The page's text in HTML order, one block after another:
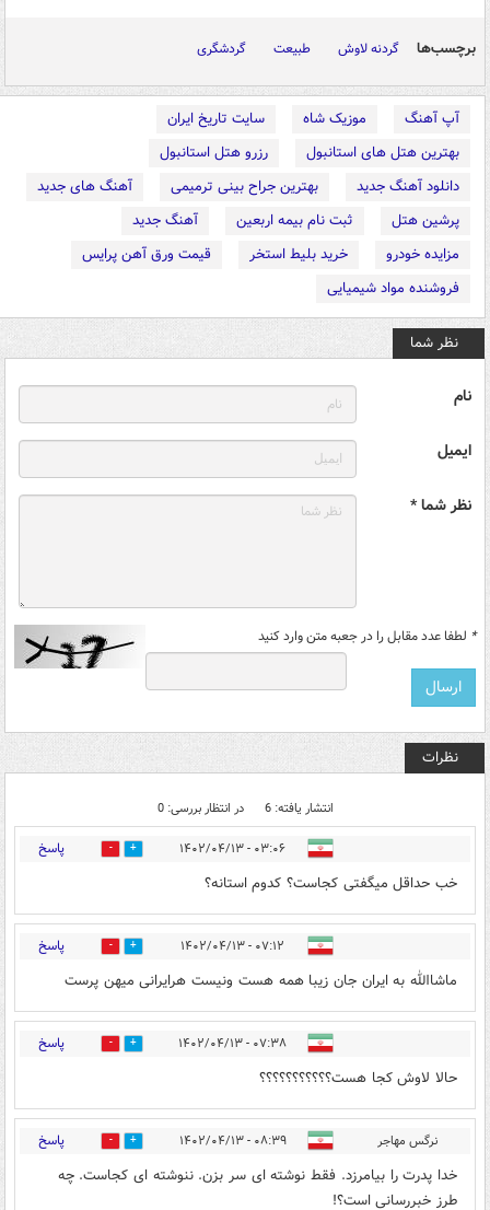
برچسب‌ها گردنه لاوش طبیعت گردشگری
آپ آهنگ موزیک شاه
سایت تاریخ ایران
بهترین هتل های استانبول
رزرو هتل استانبول
دانلود آهنگ جدید
بهترین جراح بینی ترمیمی
آهنگ های جدید
پرشین هتل
ثبت نام بیمه اربعین
آهنگ جدید
مزایده خودرو
خرید بلیط استخر
قیمت ورق آهن پرایس
فروشنده مواد شیمیایی
نظر شما
نام
ایمیل
نظر شما *
* لطفا عدد مقابل را در جعبه متن وارد کنید
نظرات
انتشار یافته: 6 در انتظار بررسی: 0
۰۳:۰۶ - ۱۴۰۲/۰۴/۱۳ 1 پاسخ
خب حداقل میگفتی کجاست؟ کدوم استانه؟
۰۷:۱۲ - ۱۴۰۲/۰۴/۱۳ 0 پاسخ
ماشاالله به ایران جان زیبا همه هست ونیست هرایرانی میهن پرست
۰۷:۳۸ - ۱۴۰۲/۰۴/۱۳ 0 پاسخ
حالا لاوش کجا هست؟؟؟؟؟؟؟؟؟؟؟
نرگس مهاجر ۰۸:۳۹ - ۱۴۰۲/۰۴/۱۳ 0 پاسخ
خدا پدرت را بیامرزد. فقط نوشته ای سر بزن. ننوشته ای کجاست. چه
طرز خبررسانی است؟!